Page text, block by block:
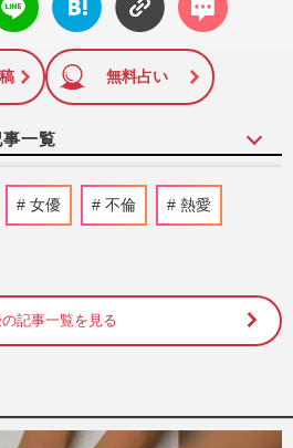
ブック
に追加
ト
無料占い
一覧
「仕事、辞めないからね！」騒動
ベントで叫んだ“本音”、大河降板
ポーカーYouTuber『世界のヨコ
画で異例ボカシの“モザイク処
女優 不倫 熱愛
記事一覧を見る